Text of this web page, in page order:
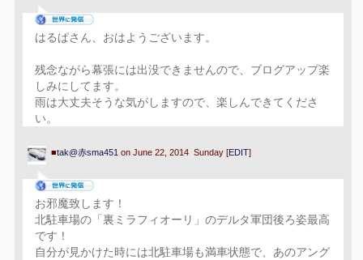
はるぱさん、おはようございます。
残念ながら幕張には出没できませんので、ブログアップ楽
しみにしてます。
雨は大丈夫そうな気がしますので、楽しんできてくださ
い。
■tak@赤sma451 on June 22, 2014 Sunday [EDIT]
お邪魔致します！
北駐車場の「裏ミラフィオーリ」のデルタ軍団後ろ姿最高
です！
自分が見かけた時には北駐車場も満車状態で、あのアング